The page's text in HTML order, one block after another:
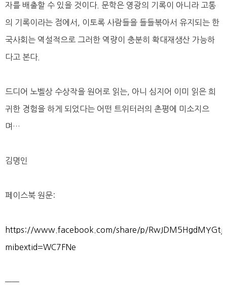
자를 배출할 수 있을 것이다. 문학은 영광의 기록이 아니라 고통
의 기록이라는 점에서, 이토록 사람들을 들들볶아서 유지되는 한
국사회는 역설적으로 그러한 역량이 충분히 확대재생산 가능하
다고 본다.
드디어 노벨상 수상작을 원어로 읽는, 아니 심지어 이미 읽은 희
귀한 경험을 하게 되었다는 어떤 트위터러의 촌평에 미소지으
며…
김명인
페이스북 원문:
https://www.facebook.com/share/p/
mibextid=WC7FNe
——